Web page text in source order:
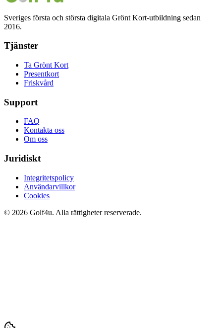
Sveriges första och största digitala Grönt Kort-utbildning sedan
2016.
Tjänster
Ta Grönt Kort
Presentkort
Friskvård
Support
FAQ
Kontakta oss
Om oss
Juridiskt
Integritetspolicy
Användarvillkor
Cookies
© 2026 Golf4u. Alla rättigheter reserverade.